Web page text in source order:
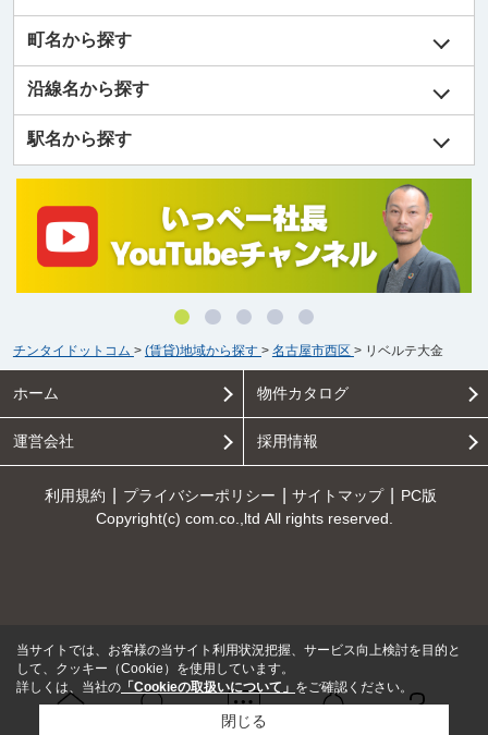
町名から探す
沿線名から探す
駅名から探す
チンタイドットコム > (賃貸)地域から探す > 名古屋市西区 > リベルテ大金
ホーム 物件カタログ
運営会社 採用情報
利用規約 プライバシーポリシー サイトマップ
PC版
Copyright(c) com.co.,ltd All rights reserved.
当サイトでは、お客様の当サイト利用状況把握、サービス向上検討を目的と
して、クッキー（Cookie）を使用しています。
詳しくは、当社の 「Cookieの取扱いについて」 をご確認ください。
閉じる